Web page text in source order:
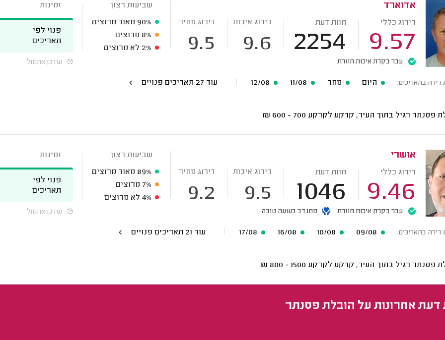
אדוארד
דירוג כללי
9.57
חוות דעת
2254
דירוג איכות
9.6
דירוג מחיר
9.5
עבר בקרת איכות חוזרת
שביעות רצון
90% מאוד מרוצים
8% מרוצים
2% לא מרוצים
זמינות
פנוי לפי
תאריכים
עודכן אתמול
דירה בתאריכים: היום מחר עוד 27 תאריכים פנויים
פסנתר רגיל בתוך העיר, קרקע לקרקע 700 - 600
₪
אושרי
דירוג כללי
9.46
חוות דעת
1046
דירוג איכות
9.5
דירוג מחיר
9.2
עבר בקרת איכות חוזרת מתנדב בשעה טובה
שביעות רצון
89% מאוד מרוצים
7% מרוצים
4% לא מרוצים
זמינות
פנוי לפי
תאריכים
עודכן אתמול
דירה בתאריכים: עוד 21 תאריכים פנויים
פסנתר רגיל בתוך העיר, קרקע לקרקע 1500 - 800
₪
דעת אחרונות על הובלת פסנתר